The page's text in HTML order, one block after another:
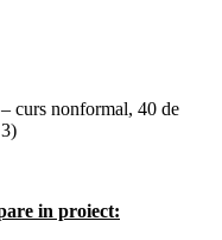
– curs nonformal, 40 de
in proiect: